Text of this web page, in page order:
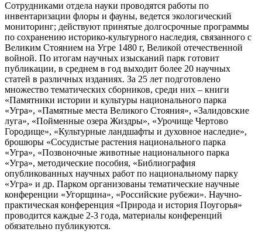
Сотрудниками отдела науки проводятся работы по
инвентаризации флоры и фауны, ведется экологический
мониторинг; действуют принятые долгосрочные программы
по сохранению историко-культурного наследия, связанного с
Великим Стоянием на Угре 1480 г, Великой отечественной
войной. По итогам научных изысканий парк готовит
публикации, в среднем в год выходит более 20 научных
статей в различных изданиях. За 25 лет подготовлено
множество тематических сборников, среди них – книги
«Памятники истории и культуры национального парка
«Угра», «Памятные места Великого Стояния», «Залидовские
луга», «Пойменные озера Жиздры», «Урочище Чертово
Городище», «Культурные ландшафты и духовное наследие»,
брошюры «Сосудистые растения национального парка
«Угра», «Позвоночные животные национального парка
«Угра», методические пособия, «Библиография
опубликованных научных работ по национальному парку
«Угра» и др. Парком организованы тематические научные
конференции «Угорщина», «Российские рубежи». Научно-
практическая конференция «Природа и история Поугорья»
проводится каждые 2-3 года, материалы конференций
обязательно публикуются.